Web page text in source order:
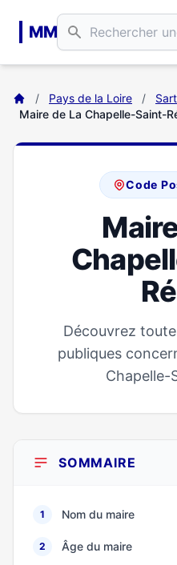
MM
/ Pays de la Loire /
Maire de La Chapelle-Saint-
Code
Découvrez
publiques
Chapelle-
SOMMAIRE
1 Nom du maire
2 Âge du maire